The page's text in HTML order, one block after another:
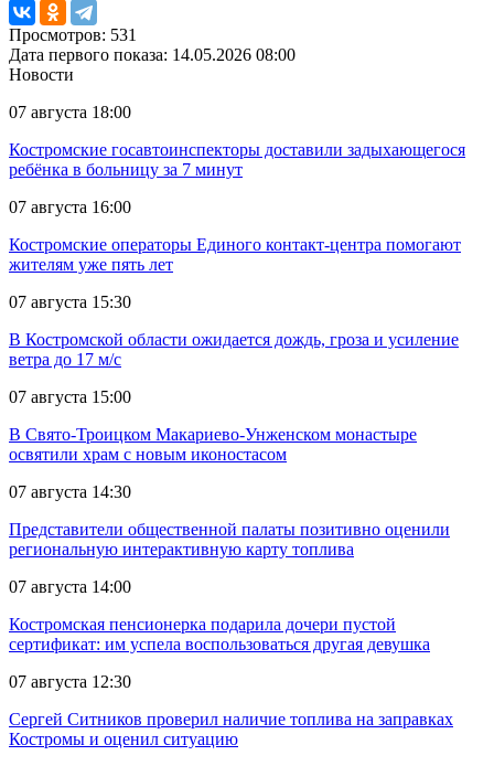
Просмотров: 531
Дата первого показа: 14.05.2026 08:00
Новости
07 августа 18:00
Костромские госавтоинспекторы доставили задыхающегося
ребёнка в больницу за 7 минут
07 августа 16:00
Костромские операторы Единого контакт-центра помогают
жителям уже пять лет
07 августа 15:30
В Костромской области ожидается дождь, гроза и усиление
ветра до 17 м/с
07 августа 15:00
В Свято-Троицком Макариево-Унженском монастыре
освятили храм с новым иконостасом
07 августа 14:30
Представители общественной палаты позитивно оценили
региональную интерактивную карту топлива
07 августа 14:00
Костромская пенсионерка подарила дочери пустой
сертификат: им успела воспользоваться другая девушка
07 августа 12:30
Сергей Ситников проверил наличие топлива на заправках
Костромы и оценил ситуацию